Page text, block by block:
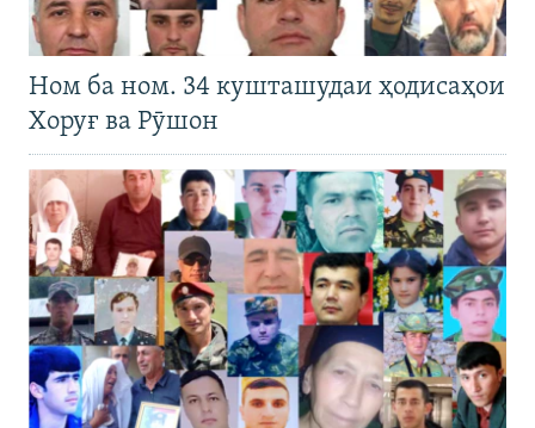
Ном ба ном. 34 кушташудаи ҳодисаҳои
Хоруғ ва Рӯшон